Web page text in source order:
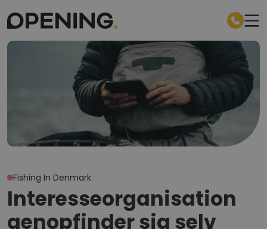
Fishing In Denmark
Interesse­organisation
genopfinder sig selv